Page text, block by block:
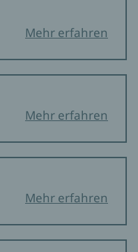
Mehr erfahren
Mehr erfahren
Mehr erfahren